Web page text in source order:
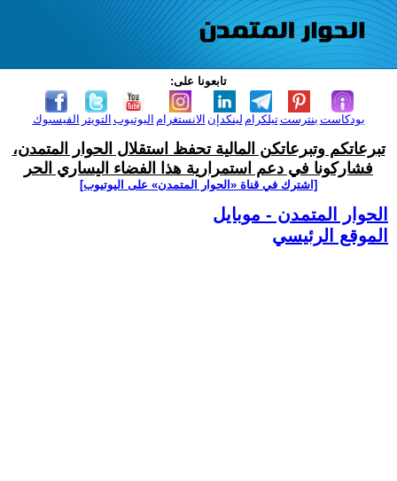
تابعونا على:
الفيسبوك التويتر اليوتيوب الانستغرام لينكدإن تيلكرامبنترست بودكاست
تبرعاتكم وتبرعاتكن المالية تحفظ استقلال الحوار المتمدن،
فشاركونا في دعم استمرارية هذا الفضاء اليساري الحر
[اشترك في قناة ‫«الحوار المتمدن» على اليوتيوب]
الحوار المتمدن - موبايل
الموقع الرئيسي